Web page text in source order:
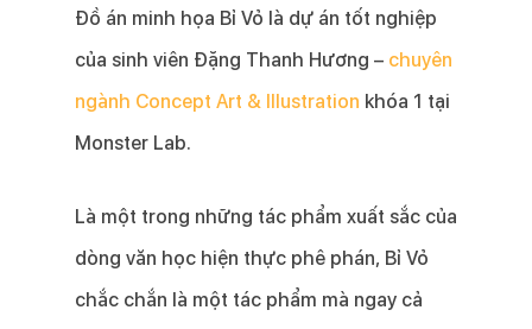
Đồ án minh họa Bỉ Vỏ là dự án tốt nghiệp
của sinh viên Đặng Thanh Hương – chuyên
ngành Concept Art & Illustration khóa 1 tại
Monster Lab.
Là một trong những tác phẩm xuất sắc của
dòng văn học hiện thực phê phán, Bỉ Vỏ
chắc chắn là một tác phẩm mà ngay cả